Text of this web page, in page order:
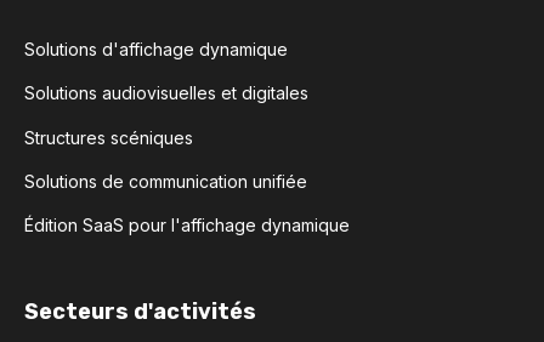
Solutions d'affichage dynamique
Solutions audiovisuelles et digitales
Structures scéniques
Solutions de communication unifiée
Édition SaaS pour l'affichage dynamique
Secteurs d'activités